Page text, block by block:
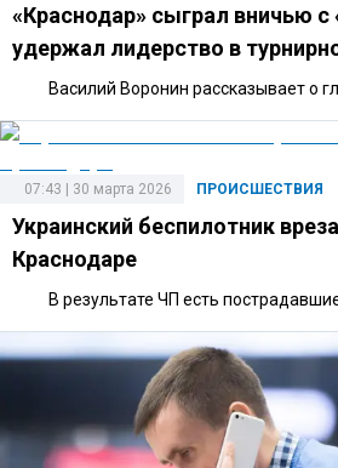
«Краснодар» сыграл вничью с
удержал лидерство в
Василий Воронин рассказывает о
ПРОИСШЕСТВИЯ
07:43 | 30 марта 2026
Украинский беспилотник
Краснодаре
В результате ЧП есть